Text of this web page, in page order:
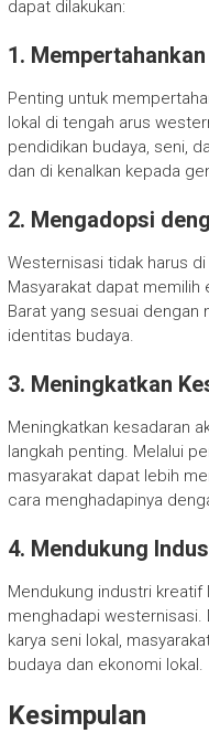
dapat dilakukan:
1.
Penting untuk
lokal di tengah arus
pendidikan budaya, seni,
dan di kenalkan kepada
2. Mengadopsi
Westernisasi tidak harus
Masyarakat dapat
Barat yang sesuai dengan
identitas budaya.
3. Meningkatkan
Meningkatkan kesadaran
langkah penting. Melalui
masyarakat dapat lebih
cara menghadapinya
4. Mendukung
Mendukung industri kreatif
menghadapi
karya seni lokal,
budaya dan ekonomi lokal.
Kesimpulan